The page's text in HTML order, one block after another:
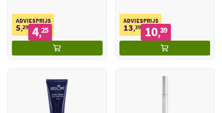
ADVIESPRIJS
5,29 4,25
ADVIESPRIJS
13,39 10,39